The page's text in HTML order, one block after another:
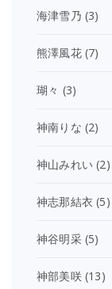
海津雪乃 (3)
熊澤風花(7)
瑚々 (3)
神南りな (2)
神山みれい (2)
神志那結衣 (5)
神谷明采(5)
神部美咲(13)